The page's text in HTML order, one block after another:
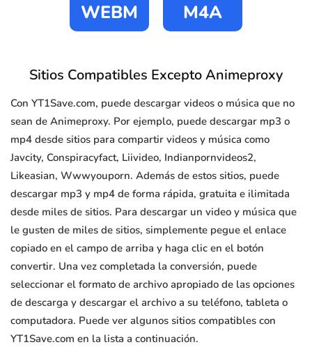
WEBM M4A
Sitios Compatibles Excepto Animeproxy
Con YT1Save.com, puede descargar videos o música que no
sean de Animeproxy. Por ejemplo, puede descargar mp3 o
mp4 desde sitios para compartir videos y música como
Javcity, Conspiracyfact, Liivideo, Indianpornvideos2,
Likeasian, Wwwyouporn. Además de estos sitios, puede
descargar mp3 y mp4 de forma rápida, gratuita e ilimitada
desde miles de sitios. Para descargar un video y música que
le gusten de miles de sitios, simplemente pegue el enlace
copiado en el campo de arriba y haga clic en el botón
convertir. Una vez completada la conversión, puede
seleccionar el formato de archivo apropiado de las opciones
de descarga y descargar el archivo a su teléfono, tableta o
computadora. Puede ver algunos sitios compatibles con
YT1Save.com en la lista a continuación.